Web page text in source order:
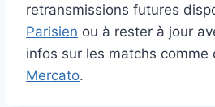
retransmissions futures
Parisien ou à rester à jour
infos sur les matchs comme
Mercato.